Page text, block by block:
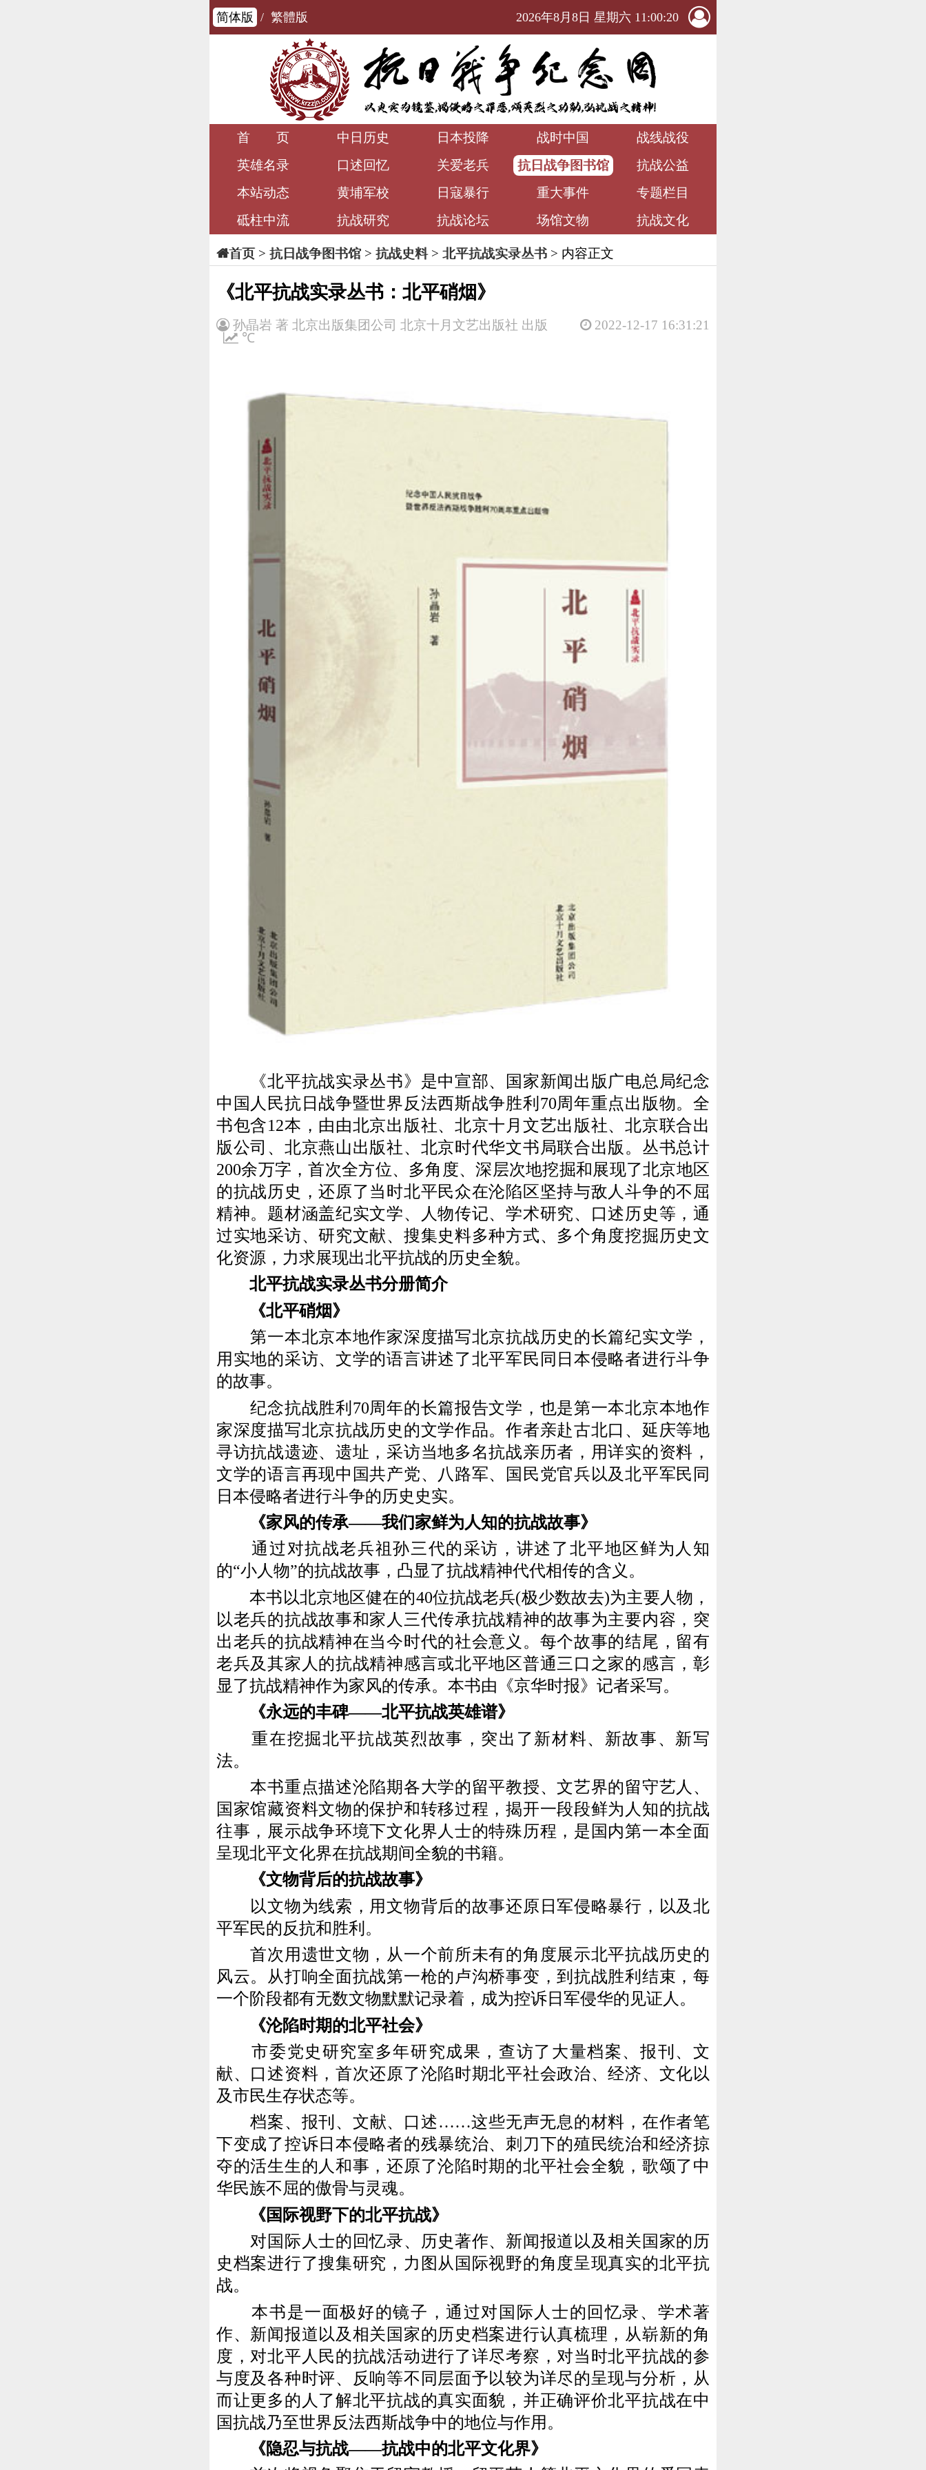
简体版 / 繁體版 2026年8月8日 星期六 11:00:22
首 页 中日历史 日本投降 战时中国
战线战役
英雄名录
口述回忆 关爱老兵 抗日战争图书馆
抗战公益
本站动态
黄埔军校 日寇暴行 重大事件
专题栏目
砥柱中流
抗战研究 抗战论坛 场馆文物 抗战文化
首页> 抗日战争图书馆 > 抗战史料> 北平抗战实录丛书 > 内容正文
《北平抗战实录丛书：北平硝烟》
孙晶岩 著 北京出版集团公司 北京十月文艺出版社 出版
2022-12-17 16:31:21
℃
《北平抗战实录丛书》是中宣部、国家新闻出版广电总局纪念
中国人民抗日战争暨世界反法西斯战争胜利70周年重点出版物。全
书包含12本，由由北京出版社、北京十月文艺出版社、北京联合出
版公司、北京燕山出版社、北京时代华文书局联合出版。丛书总计
200余万字，首次全方位、多角度、深层次地挖掘和展现了北京地区
的抗战历史，还原了当时北平民众在沦陷区坚持与敌人斗争的不屈
精神。题材涵盖纪实文学、人物传记、学术研究、口述历史等，通
过实地采访、研究文献、搜集史料多种方式、多个角度挖掘历史文
化资源，力求展现出北平抗战的历史全貌。
北平抗战实录丛书分册简介
《北平硝烟》
第一本北京本地作家深度描写北京抗战历史的长篇纪实文学，
用实地的采访、文学的语言讲述了北平军民同日本侵略者进行斗争
的故事。
纪念抗战胜利70周年的长篇报告文学，也是第一本北京本地作
家深度描写北京抗战历史的文学作品。作者亲赴古北口、延庆等地
寻访抗战遗迹、遗址，采访当地多名抗战亲历者，用详实的资料，
文学的语言再现中国共产党、八路军、国民党官兵以及北平军民同
日本侵略者进行斗争的历史史实。
《家风的传承——我们家鲜为人知的抗战故事》
通过对抗战老兵祖孙三代的采访，讲述了北平地区鲜为人知
的“小人物”的抗战故事，凸显了抗战精神代代相传的含义。
本书以北京地区健在的40位抗战老兵(极少数故去)为主要人物，
以老兵的抗战故事和家人三代传承抗战精神的故事为主要内容，突
出老兵的抗战精神在当今时代的社会意义。每个故事的结尾，留有
老兵及其家人的抗战精神感言或北平地区普通三口之家的感言，彰
显了抗战精神作为家风的传承。本书由《京华时报》记者采写。
《永远的丰碑——北平抗战英雄谱》
重在挖掘北平抗战英烈故事，突出了新材料、新故事、新写
法。
本书重点描述沦陷期各大学的留平教授、文艺界的留守艺人、
国家馆藏资料文物的保护和转移过程，揭开一段段鲜为人知的抗战
往事，展示战争环境下文化界人士的特殊历程，是国内第一本全面
呈现北平文化界在抗战期间全貌的书籍。
《文物背后的抗战故事》
以文物为线索，用文物背后的故事还原日军侵略暴行，以及北
平军民的反抗和胜利。
首次用遗世文物，从一个前所未有的角度展示北平抗战历史的
风云。从打响全面抗战第一枪的卢沟桥事变，到抗战胜利结束，每
一个阶段都有无数文物默默记录着，成为控诉日军侵华的见证人。
《沦陷时期的北平社会》
市委党史研究室多年研究成果，查访了大量档案、报刊、文
献、口述资料，首次还原了沦陷时期北平社会政治、经济、文化以
及市民生存状态等。
档案、报刊、文献、口述……这些无声无息的材料，在作者笔
下变成了控诉日本侵略者的残暴统治、刺刀下的殖民统治和经济掠
夺的活生生的人和事，还原了沦陷时期的北平社会全貌，歌颂了中
华民族不屈的傲骨与灵魂。
《国际视野下的北平抗战》
对国际人士的回忆录、历史著作、新闻报道以及相关国家的历
史档案进行了搜集研究，力图从国际视野的角度呈现真实的北平抗
战。
本书是一面极好的镜子，通过对国际人士的回忆录、学术著
作、新闻报道以及相关国家的历史档案进行认真梳理，从崭新的角
度，对北平人民的抗战活动进行了详尽考察，对当时北平抗战的参
与度及各种时评、反响等不同层面予以较为详尽的呈现与分析，从
而让更多的人了解北平抗战的真实面貌，并正确评价北平抗战在中
国抗战乃至世界反法西斯战争中的地位与作用。
《隐忍与抗战——抗战中的北平文化界》